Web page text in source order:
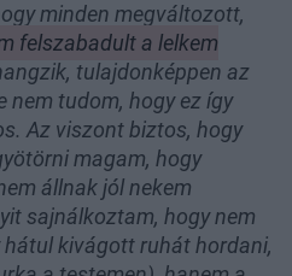
minden megváltozott,
felszabadult a lelkem
tulajdonképpen az
nem tudom, hogy ez így
Az viszont biztos, hogy
magam, hogy
állnak jól nekem
sajnálkoztam, hogy nem
kivágott ruhát hordani,